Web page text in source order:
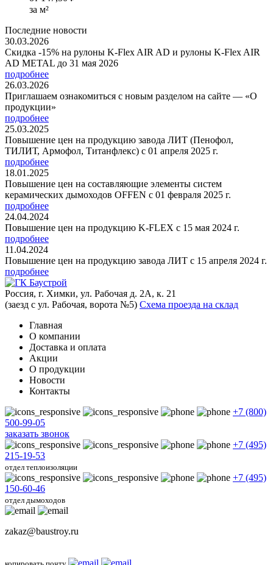
за м²
Последние новости
30.03.2026
Скидка -15% на рулоны K-Flex AIR AD и рулоны K-Flex AIR
AD METAL до 31 мая 2026
подробнее
26.03.2026
Приглашаем ознакомиться с новым разделом на сайте — «О
продукции»
подробнее
25.03.2025
Повышение цен на продукцию завода ЛИТ (Пенофол,
ТИЛИТ, Армофол, Титанфлекс) с 01 апреля 2025 г.
подробнее
18.01.2025
Повышение цен на составляющие элементы систем
керамических дымоходов OFFEN с 01 февраля 2025 г.
подробнее
24.04.2024
Повышение цен на продукцию K-FLEX с 15 мая 2024 г.
подробнее
11.04.2024
Повышение цен на продукцию завода ЛИТ с 15 апреля 2024 г.
подробнее
Россия, г. Химки, ул. Рабочая д. 2А, к. 21
(заезд с ул. Рабочая, ворота №5) Схема проезда на склад
Главная
О компании
Доставка и оплата
Акции
О продукции
Новости
Контакты
+7 (800)
500-99-05
заказать звонок
+7 (495)
215-19-53
отдел теплоизоляции
+7 (495)
150-60-46
отдел дымоходов
zakaz@baustroy.ru